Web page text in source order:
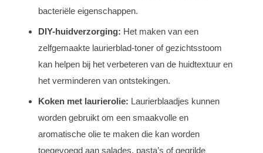
bacteriële eigenschappen.
DIY-huidverzorging: Het maken van een
zelfgemaakte laurierblad-toner of gezichtsstoom
kan helpen bij het verbeteren van de huidtextuur en
het verminderen van ontstekingen.
Koken met laurierolie: Laurierblaadjes kunnen
worden gebruikt om een smaakvolle en
aromatische olie te maken die kan worden
toegevoegd aan salades, pasta’s of gegrilde